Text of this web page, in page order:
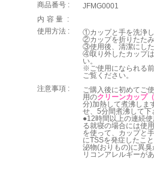
商品番号 :
JFMG0001
内容量 :
使用方法 :
①カップと手を洗浄し
②カップを折りたたみ
③使用後、清潔にした
④取り外したカップ
い。
※ご使用になられる
ご覧ください。
注意事項 :
ご購入後に初めてご
用のクリーンカップ（
分)加熱して煮沸しま
せ、5分間煮沸して下
●12時間以上の連続
る就寝の場合には使
を使って、カップと
にTSSを発症したこ
泌物(おりもの)に異
リコンアレルギーが